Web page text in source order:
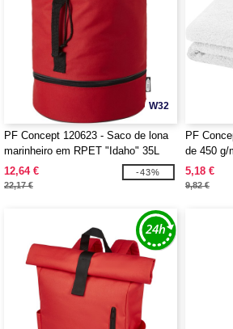
W32
PF Concept 120623 - Saco de lona
marinheiro em RPET "Idaho" 35L
12,64 €
22,17 €
-43%
PF
de 450 g/
"Charlotte"
5,18 €
9,82 €